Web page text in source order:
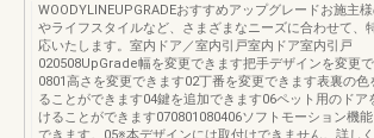
WOODYLINEUPGRADEおすすめアップグレードお施主
やライフスタイルなど、さまざまなニーズに合わせて、
応いたします。室内ドア／室内引戸室内ドア室内引戸
020508UpGrade幅を変更できます把手デザインを変更
0801高さを変更できます02丁番を変更できます表裏の色
ることができます04鍵を追加できます06ペット用のドア
けることができます070801080406ソフトモーション機
できます。05※本デザインには取付けできません。詳しく